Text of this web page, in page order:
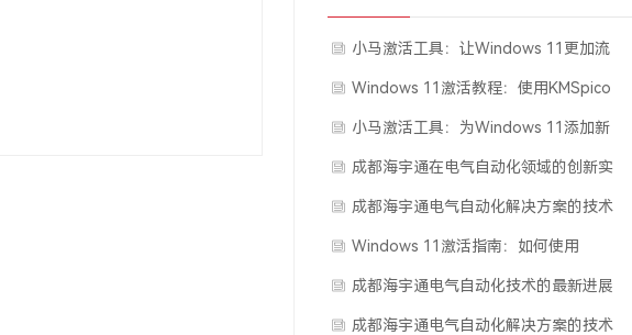
小马激活工具：让Windows 11更加流
畅运行
Windows 11激活教程：使用KMSpico
工具的步骤解析
小马激活工具：为Windows 11添加新
功能
成都海宇通在电气自动化领域的创新实
践
成都海宇通电气自动化解决方案的技术
挑战及应对策略
Windows 11激活指南：如何使用
KMSpico工具？
成都海宇通电气自动化技术的最新进展
成都海宇通电气自动化解决方案的技术